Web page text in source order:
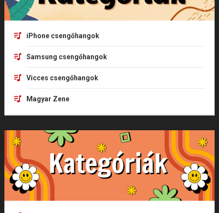
iPhone csengőhangok
Samsung csengőhangok
Vicces csengőhangok
Magyar Zene